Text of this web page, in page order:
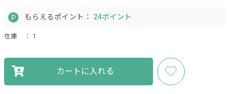
もらえるポイント： 24ポイント
在庫 ： 1
カートに入れる